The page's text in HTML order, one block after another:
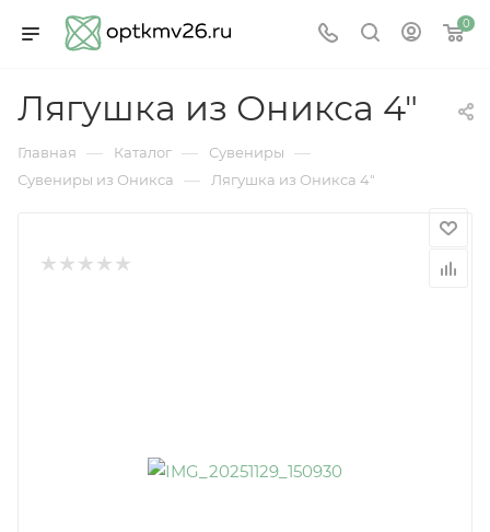
0
Лягушка из Оникса 4"
Главная — Каталог — Сувениры —
Сувениры из Оникса — Лягушка из Оникса 4"